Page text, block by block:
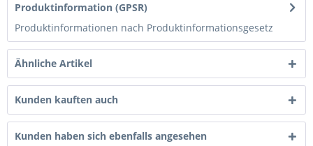
Produktinformation (GPSR)
Produktinformationen nach Produktinformationsgesetz
Ähnliche Artikel
Kunden kauften auch
Kunden haben sich ebenfalls angesehen